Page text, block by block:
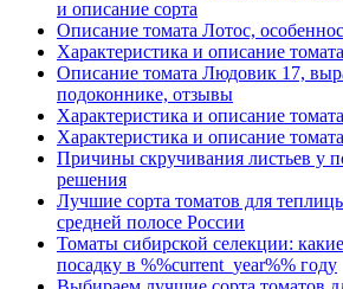
и описание сорта
Описание томата Лотос,
Характеристика и описание
Описание томата Людовик 17,
подоконнике, отзывы
Характеристика и описание
Характеристика и описание
Причины скручивания листьев у
решения
Лучшие сорта томатов для
средней полосе России
Томаты сибирской селекции:
посадку в %%current_year%% году